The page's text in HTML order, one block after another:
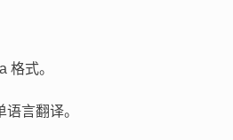
格式。
言翻译。